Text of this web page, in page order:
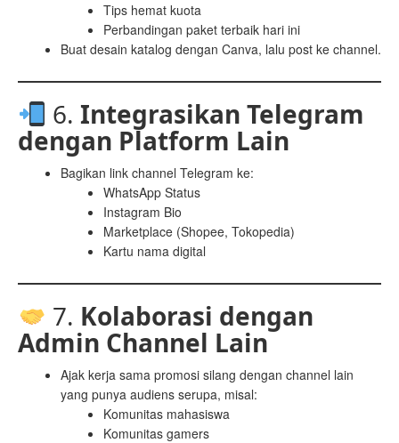
Tips hemat kuota
Perbandingan paket terbaik hari ini
Buat desain katalog dengan Canva, lalu post ke channel.
6. Integrasikan Telegram
dengan Platform Lain
Bagikan link channel Telegram ke:
WhatsApp Status
Instagram Bio
Marketplace (Shopee, Tokopedia)
Kartu nama digital
7. Kolaborasi dengan
Admin Channel Lain
Ajak kerja sama promosi silang dengan channel lain
yang punya audiens serupa, misal:
Komunitas mahasiswa
Komunitas gamers